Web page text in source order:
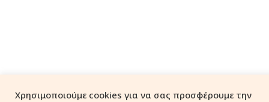
Χρησιμοποιούμε cookies για να σας προσφέρουμε την